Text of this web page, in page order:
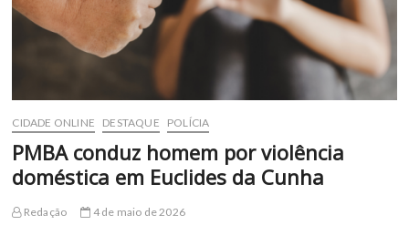
CIDADE ONLINE DESTAQUE POLÍCIA
PMBA conduz homem por violência
doméstica em Euclides da Cunha
Redação 4 de maio de 2026